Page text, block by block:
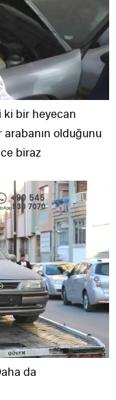
ki bir heyecan
olduğunu
biraz
da